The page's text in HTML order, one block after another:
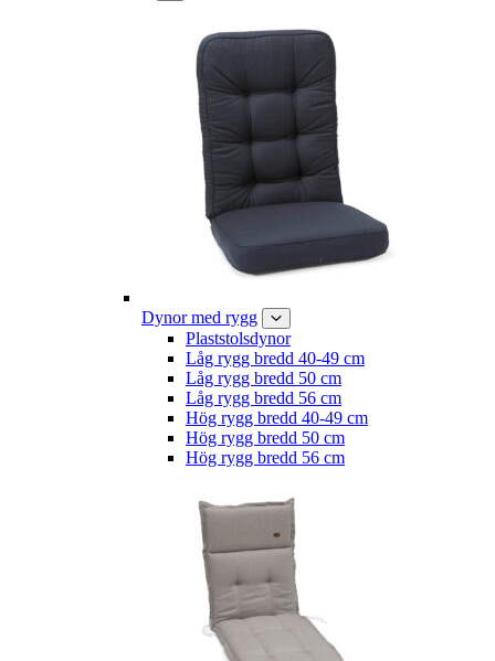
Dynor med rygg
Plaststolsdynor
Låg rygg bredd 40-49 cm
Låg rygg bredd 50 cm
Låg rygg bredd 56 cm
Hög rygg bredd 40-49 cm
Hög rygg bredd 50 cm
Hög rygg bredd 56 cm